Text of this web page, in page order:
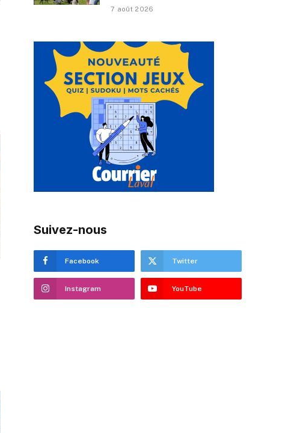
7 août 2026
Suivez-nous
Facebook Twitter
Instagram YouTube